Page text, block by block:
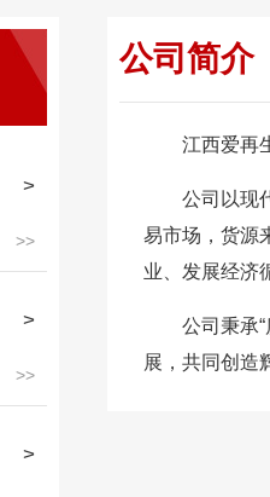
公司简介
江西爱再
公司以现
易市场，货源
业、发展经济
公司秉承“
展，共同创造